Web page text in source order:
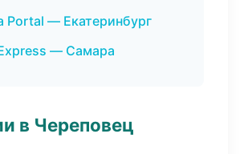
Portal — Екатеринбург
— Самара
в Череповец